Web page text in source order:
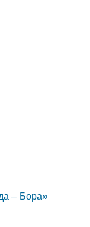
– Бора»